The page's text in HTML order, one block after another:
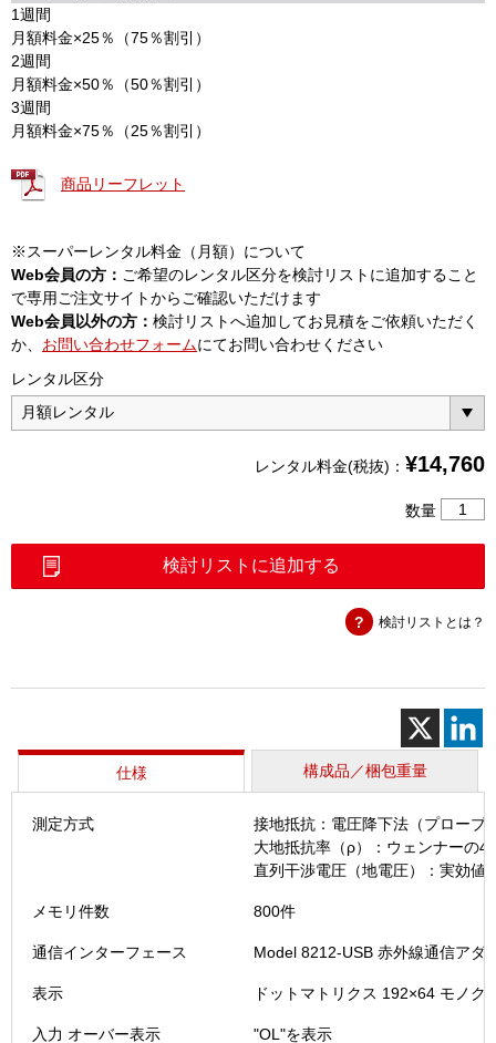
1週間
月額料金×25％（75％割引）
2週間
月額料金×50％（50％割引）
3週間
月額料金×75％（25％割引）
商品リーフレット
※スーパーレンタル料金（月額）について
Web会員の方： ご希望のレンタル区分を検討リストに追加すること
で専用ご注文サイトからご確認いただけます
Web会員以外の方： 検討リストへ追加してお見積をご依頼いただく
か、 お問い合わせフォームにてお問い合わせください
レンタル区分
レンタル料金(税抜)： ¥14,760
数量
(4106)
検討リストに追加する
検討リストとは？
仕様 構成品／梱包重量
測定方式
接地抵抗：電圧降下法（プローブ
大地抵抗率（ρ）：ウェンナーの4
直列干渉電圧（地電圧）：実効値
メモリ件数 800件
通信インターフェース Model 8212-USB 赤外線通信アダ
表示 ドットマトリクス 192×64 モノク
入力 オーバー表示 "OL"を表示